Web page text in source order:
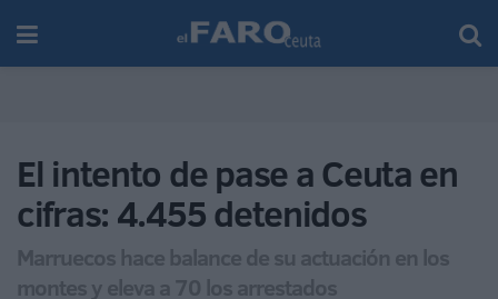
El intento de pase a Ceuta en
cifras: 4.455 detenidos
Marruecos hace balance de su actuación en los
montes y eleva a 70 los arrestados